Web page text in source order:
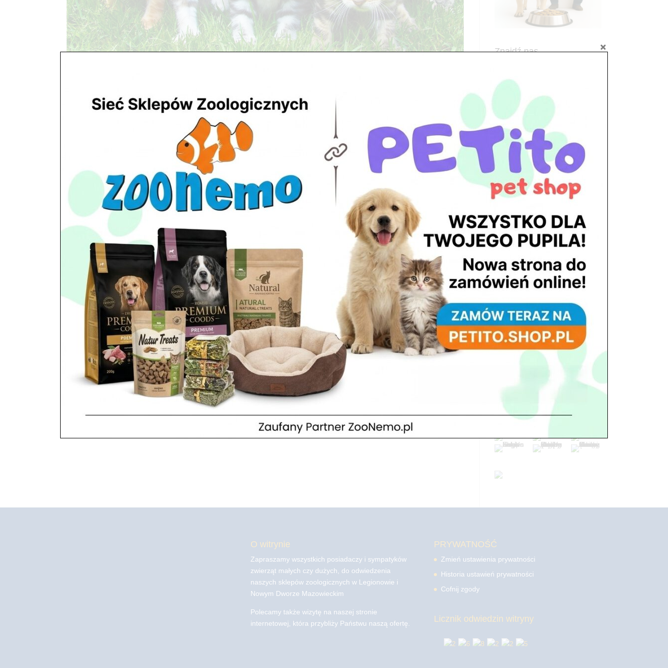
paź 29, 2017
Wyposażenie i pokarm dla kotów i psów DLA PSA DLA KOTA POKARMY WYPOSAŻENIE W naszych sklepach
dostaniesz wszystko co potrzebne do radości Twojego czworonożnego przyjaciela. Przede...
Znajdź nas
05-120 Legionowo
ul. Piłsudskiego 31,
pawilon 134
tel./fax. 22 784 71 96
Godziny pracy
pon. – piąt. 10.00 – 19.00
sob. 10.00 – 15.00
niedz. zamknięte
Adres
ul. Leśna 2
tel. 503 900 215
Godziny pracy
pon. – piąt. 10.00 – 19.00
sob. 8.00 – 15.00
O witrynie
Zapraszamy wszystkich posiadaczy i sympatyków
zwierząt małych czy dużych, do odwiedzenia
naszych sklepów zoologicznych w Legionowie i
Nowym Dworze Mazowieckim
Polecamy także wizytę na naszej stronie
internetowej, która przybliży Państwu naszą ofertę.
PRYWATNOŚĆ
Zmień ustawienia prywatności
Historia ustawień prywatności
Cofnij zgody
Licznik odwiedzin witryny